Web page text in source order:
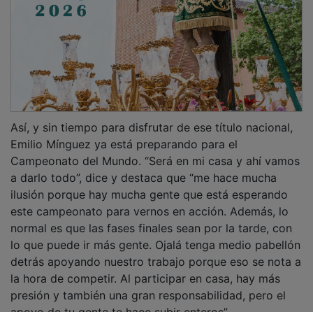
Emilio Mínguez ya está preparando para el
Campeonato del Mundo. “Será en mi casa y ahí vamos
a darlo todo”, dice y destaca que “me hace mucha
ilusión porque hay mucha gente que está esperando
este campeonato para vernos en acción. Además, lo
normal es que las fases finales sean por la tarde, con
lo que puede ir más gente. Ojalá tenga medio pabellón
detrás apoyando nuestro trabajo porque eso se nota a
la hora de competir. Al participar en casa, hay más
presión y también una gran responsabilidad, pero el
apoyo de tu gente te hace subir enteros”.